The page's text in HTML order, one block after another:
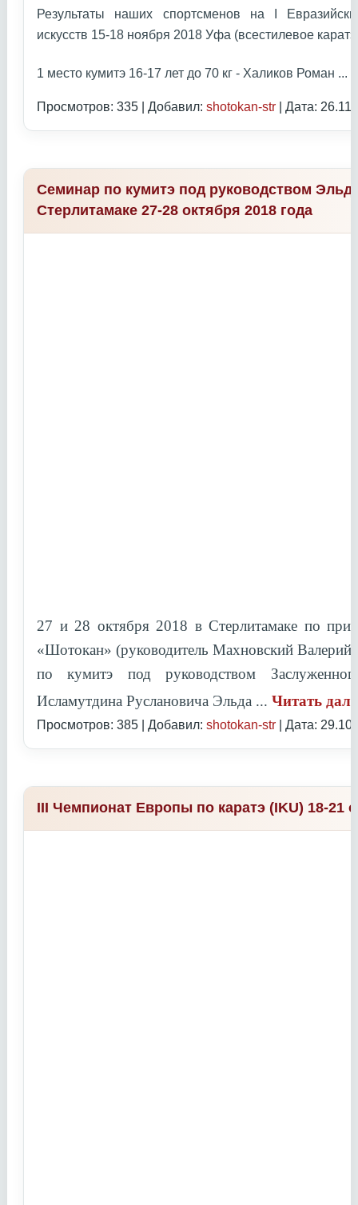
Результаты наших спортсменов на I
искусств 15-18 ноября 2018 Уфа (всестилевое
1 место кумитэ 16-17 лет до 70 кг - Халиков Роман ...
Просмотров: 335 | Добавил: shotokan-str | Дата:
Семинар по кумитэ под руководством
Стерлитамаке 27-28 октября 2018 года
27 и 28 октября 2018 в Стерлитамаке по
«Шотокан» (руководитель Махновский
по кумитэ под руководством
Исламутдина Руслановича Эльда ... Читать
Просмотров: 385 | Добавил: shotokan-str | Дата:
III Чемпионат Европы по каратэ (IKU) 18-21